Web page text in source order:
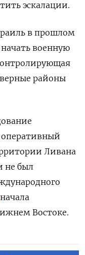
эскалации.
в прошлом
военную
районы
Ливана
не был
начала
Востоке.